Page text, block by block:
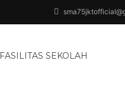
FASILITAS SEKOLAH